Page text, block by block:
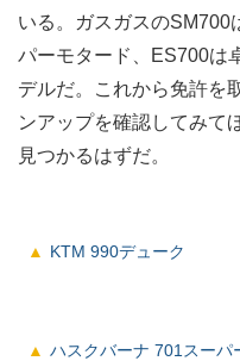
いる。ガスガスのSM700
パーモタード、ES700は
デルだ。これから免許を
ンアップを確認してみて
見つかるはずだ。
KTM 990デューク
ハスクバーナ 701スーパ